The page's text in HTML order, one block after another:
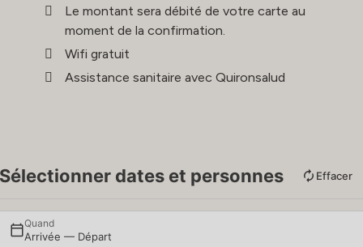
Le montant sera débité de votre carte au
moment de la confirmation.
Wifi gratuit
Assistance sanitaire avec Quironsalud
Sélectionner dates et personnes Effacer
Quand
Arrivée — Départ